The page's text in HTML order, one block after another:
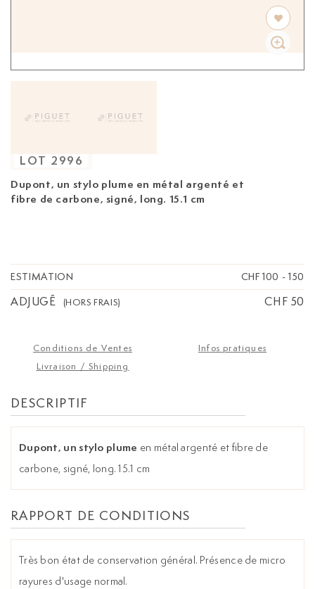
Dupont, un stylo plume en métal argenté et
fibre de carbone, signé, long. 15.1 cm
LOT 2996
ESTIMATION CHF 100 - 150
ADJUGÉ (HORS FRAIS) CHF 50
Conditions de Ventes
Infos pratiques
Livraison / Shipping
DESCRIPTIF
Dupont, un stylo plume en métal argenté et fibre de
carbone, signé, long. 15.1 cm
RAPPORT DE CONDITIONS
Très bon état de conservation général. Présence de micro
rayures d'usage normal.